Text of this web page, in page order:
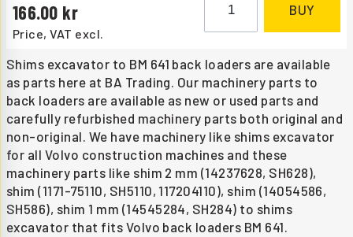
Price, VAT excl.
166.00 BUY
Shims excavator to BM 641 back loaders are available
as parts here at BA Trading. Our machinery parts to
back loaders are available as new or used parts and
carefully refurbished machinery parts both original and
non-original. We have machinery like shims excavator
for all Volvo construction machines and these
machinery parts like shim 2 mm (14237628, SH628),
shim (1171-75110, SH5110, 117204110), shim (14054586,
SH586), shim 1 mm (14545284, SH284) to shims
excavator that fits Volvo back loaders BM 641.